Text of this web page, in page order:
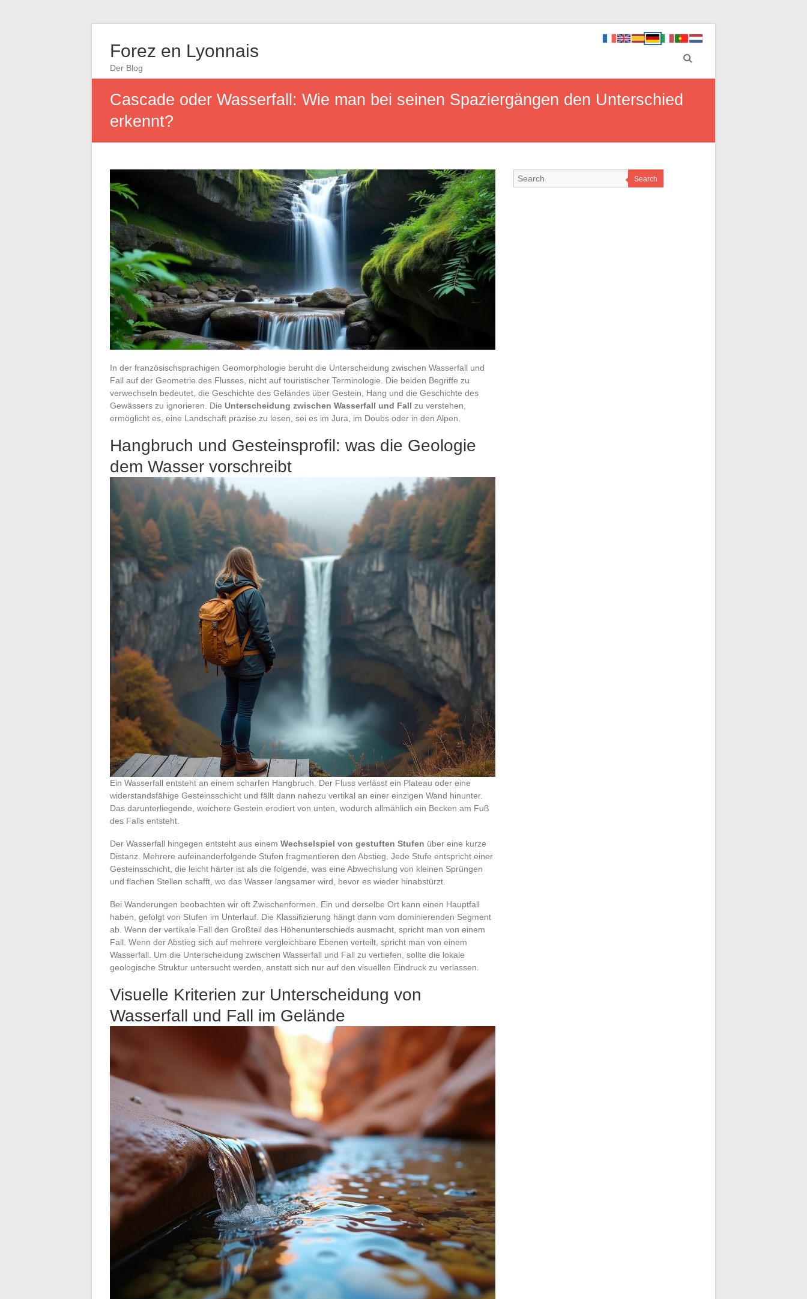
Forez en Lyonnais
Der Blog
Cascade oder Wasserfall: Wie man bei seinen Spaziergängen den Unterschied
erkennt?
In der französischsprachigen Geomorphologie beruht die Unterscheidung zwischen Wasserfall und
Fall auf der Geometrie des Flusses, nicht auf touristischer Terminologie. Die beiden Begriffe zu
verwechseln bedeutet, die Geschichte des Geländes über Gestein, Hang und die Geschichte des
Gewässers zu ignorieren. Die Unterscheidung zwischen Wasserfall und Fall zu verstehen,
ermöglicht es, eine Landschaft präzise zu lesen, sei es im Jura, im Doubs oder in den Alpen.
Hangbruch und Gesteinsprofil: was die Geologie
dem Wasser vorschreibt
Ein Wasserfall entsteht an einem scharfen Hangbruch. Der Fluss verlässt ein Plateau oder eine
widerstandsfähige Gesteinsschicht und fällt dann nahezu vertikal an einer einzigen Wand hinunter.
Das darunterliegende, weichere Gestein erodiert von unten, wodurch allmählich ein Becken am Fuß
des Falls entsteht.
Der Wasserfall hingegen entsteht aus einem Wechselspiel von gestuften Stufen über eine kurze
Distanz. Mehrere aufeinanderfolgende Stufen fragmentieren den Abstieg. Jede Stufe entspricht einer
Gesteinsschicht, die leicht härter ist als die folgende, was eine Abwechslung von kleinen Sprüngen
und flachen Stellen schafft, wo das Wasser langsamer wird, bevor es wieder hinabstürzt.
Bei Wanderungen beobachten wir oft Zwischenformen. Ein und derselbe Ort kann einen Hauptfall
haben, gefolgt von Stufen im Unterlauf. Die Klassifizierung hängt dann vom dominierenden Segment
ab. Wenn der vertikale Fall den Großteil des Höhenunterschieds ausmacht, spricht man von einem
Fall. Wenn der Abstieg sich auf mehrere vergleichbare Ebenen verteilt, spricht man von einem
Wasserfall. Um die Unterscheidung zwischen Wasserfall und Fall zu vertiefen, sollte die lokale
geologische Struktur untersucht werden, anstatt sich nur auf den visuellen Eindruck zu verlassen.
Visuelle Kriterien zur Unterscheidung von
Wasserfall und Fall im Gelände
Search